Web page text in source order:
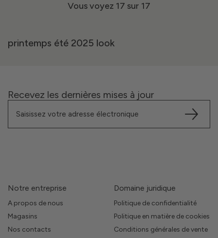
Vous voyez 17 sur 17
printemps été 2025 look
Recevez les dernières mises à jour
Notre entreprise
A propos de nous
Magasins
Nos contacts
Domaine juridique
Politique de confidentialité
Politique en matière de cookies
Conditions générales de vente